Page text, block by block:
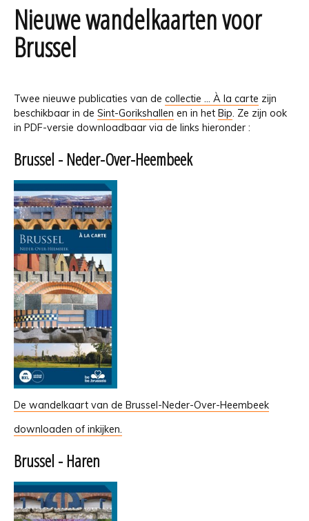
Nieuwe wandelkaarten voor
Brussel
Twee nieuwe publicaties van de collectie ... À la carte zijn
beschikbaar in de Sint-Gorikshallen en in het Bip. Ze zijn ook
in PDF-versie downloadbaar via de links hieronder :
Brussel - Neder-Over-Heembeek
De wandelkaart van de Brussel-Neder-Over-Heembeek
downloaden of inkijken.
Brussel - Haren